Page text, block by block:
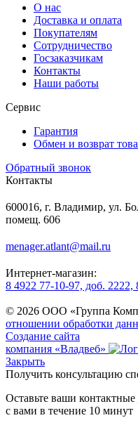
О нас
Доставка и оплата
Покупателям
Сотрудничество
Госзаказчикам
Контакты
Наши работы
Сервис
Гарантия
Обмен и возврат
Обратный звонок
Контакты
600016, г. Владимир, ул.
помещ. 606
menager.atlant@mail.ru
Интернет-магазин:
8 4922 77-10-97, доб. 2222,
© 2026 ООО «Группа
отношении обработки
Создание сайта
компания «Владвеб»
Закрыть
Получить консультацию
Оставьте ваши
с вами в течение 10 минут